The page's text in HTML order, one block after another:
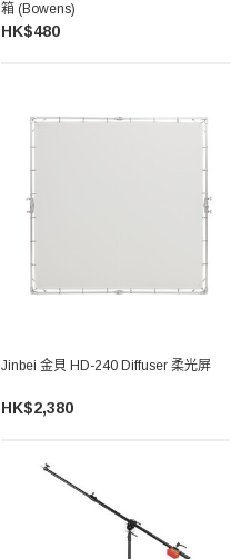
箱 (Bowens)
HK$480
Jinbei 金貝 HD-240 Diffuser 柔光屏
HK$2,380